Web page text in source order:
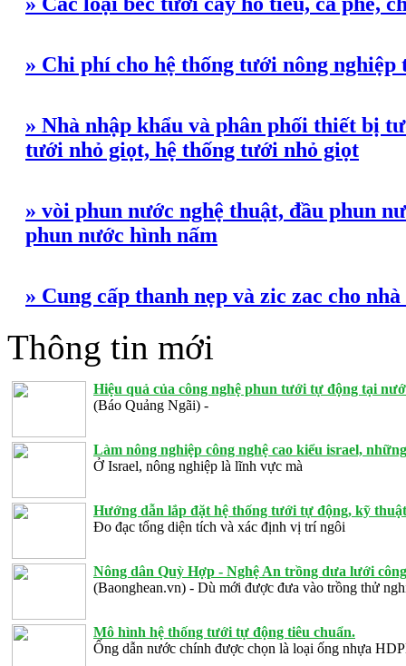
» Chi phí cho hệ thống tưới nông nghiệp
» Nhà nhập khẩu và phân phối thiết bị
tưới nhỏ giọt, hệ thống tưới nhỏ giọt
» vòi phun nước nghệ thuật, đầu phun
phun nước hình nấm
» Cung cấp thanh nẹp và zic zac cho
Thông tin mới
Hiệu quả của công nghệ phun tưới tự động tại
(Báo Quảng Ngãi) -
Làm nông nghiệp công nghệ cao kiểu israel,
Ở Israel, nông nghiệp là lĩnh vực mà
Hướng dẫn lắp đặt hệ thống tưới tự động, kỹ
Đo đạc tổng diện tích và xác định vị trí ngôi
Nông dân Quỳ Hợp - Nghệ An trồng dưa lưới
(Baonghean.vn) - Dù mới được đưa vào trồng thử
Mô hình hệ thống tưới tự động tiêu chuẩn.
Ống dẫn nước chính được chọn là loại ống nhựa